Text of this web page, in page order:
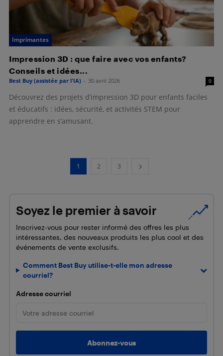
Imprimantes
Impression 3D : que faire avec vos enfants?
Conseils et idées...
Best Buy (assistée par l'IA) - 30 avril 2026 0
Découvrez des projets d’impression 3D pour enfants faciles
et éducatifs : idées, sécurité, et activités STEM pour
apprendre en s’amusant.
1 2 3
Soyez le premier à savoir
Inscrivez-vous pour rester informé des offres les plus
intéressantes, des nouveaux produits les plus cool et des
événements de vente exclusifs.
Comment Best Buy utilise-t-elle mon adresse
courriel?
Adresse courriel